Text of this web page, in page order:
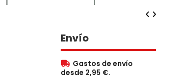
Envío
 Gastos de envío
desde 2,95 €.